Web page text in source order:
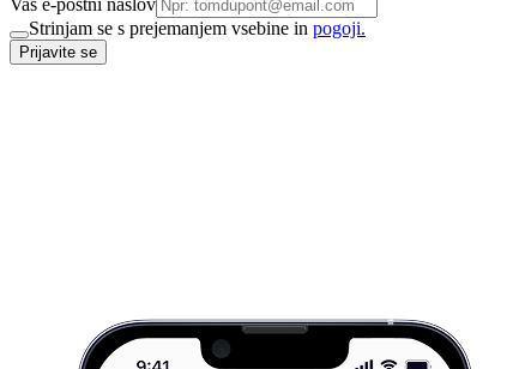
Vaš e-poštni naslov
Strinjam se s prejemanjem vsebine in pogoji.
Prijavite se